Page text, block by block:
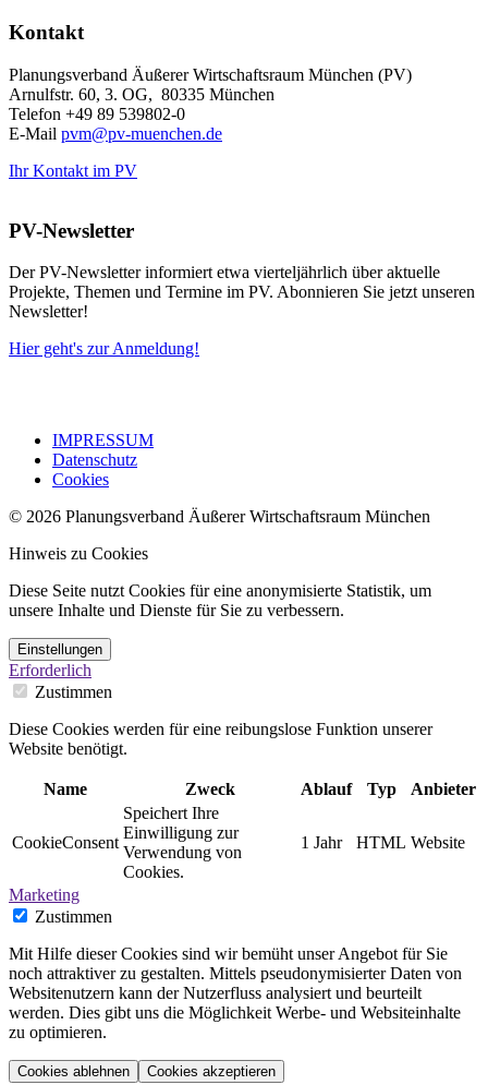
Kontakt
Planungsverband Äußerer Wirtschaftsraum München (PV)
Arnulfstr. 60, 3. OG, 80335 München
Telefon +49 89 539802-0
E-Mail pvm@pv-muenchen.de
Ihr Kontakt im PV
PV-Newsletter
Der PV-Newsletter informiert etwa vierteljährlich über aktuelle
Projekte, Themen und Termine im PV. Abonnieren Sie jetzt unseren
Newsletter!
Hier geht's zur Anmeldung!
IMPRESSUM
Datenschutz
Cookies
© 2026 Planungsverband Äußerer Wirtschaftsraum München
Hinweis zu Cookies
Diese Seite nutzt Cookies für eine anonymisierte Statistik, um
unsere Inhalte und Dienste für Sie zu verbessern.
Einstellungen
Erforderlich
Zustimmen
Diese Cookies werden für eine reibungslose Funktion unserer
Website benötigt.
Name Zweck Ablauf Typ Anbieter
CookieConsent
Speichert Ihre
Einwilligung zur
Verwendung von
Cookies.
1 Jahr HTML Website
Marketing
Zustimmen
Mit Hilfe dieser Cookies sind wir bemüht unser Angebot für Sie
noch attraktiver zu gestalten. Mittels pseudonymisierter Daten von
Websitenutzern kann der Nutzerfluss analysiert und beurteilt
werden. Dies gibt uns die Möglichkeit Werbe- und Websiteinhalte
zu optimieren.
Cookies ablehnen Cookies akzeptieren